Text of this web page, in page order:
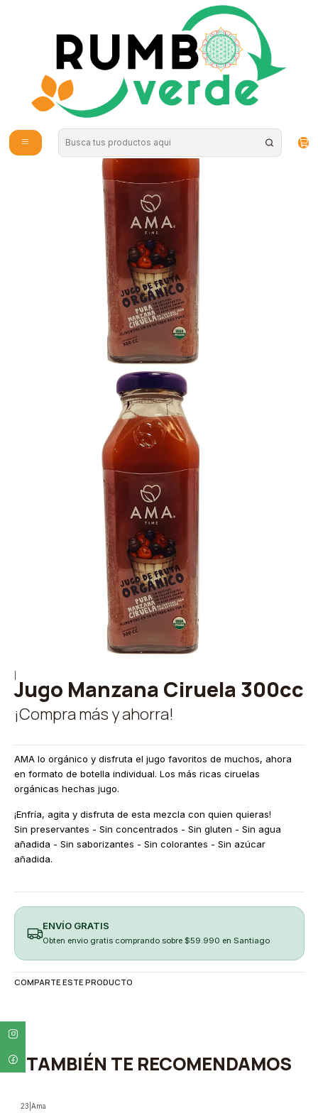
Envío gratis por compras sobre los 59.990 en la provincia de Santiago
Jugos Naturales
Jugo Manzana Ciruela 300cc
¡Compra más y ahorra!
AMA lo orgánico y disfruta el jugo favoritos de muchos, ahora
en formato de botella individual. Los más ricas ciruelas
orgánicas hechas jugo.
¡Enfría, agita y disfruta de esta mezcla con quien quieras!
Sin preservantes - Sin concentrados - Sin gluten - Sin agua
añadida - Sin saborizantes - Sin colorantes - Sin azúcar
añadida.
ENVÍO GRATIS
Obten envio gratis comprando sobre $59.990 en Santiago
COMPARTE ESTE PRODUCTO
TAMBIÉN TE RECOMENDAMOS
23 |Ama